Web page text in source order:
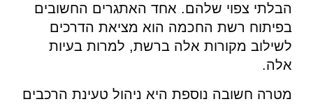
הבלתי צפוי שלהם. אחד האתגרים החשובים
בפיתוח רשת החכמה הוא מציאת הדרכים
לשילוב מקורות אלה ברשת, למרות בעיות
אלה.
מטרה חשובה נוספת היא ניהול טעינת הרכבים